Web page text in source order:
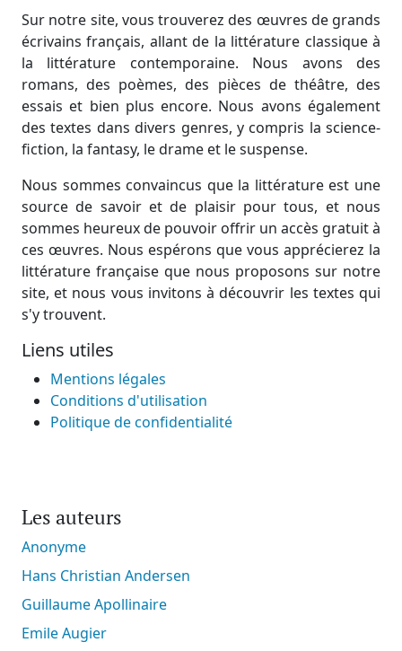
Sur notre site, vous trouverez des œuvres de grands
écrivains français, allant de la littérature classique à
la littérature contemporaine. Nous avons des
romans, des poèmes, des pièces de théâtre, des
essais et bien plus encore. Nous avons également
des textes dans divers genres, y compris la science-
fiction, la fantasy, le drame et le suspense.
Nous sommes convaincus que la littérature est une
source de savoir et de plaisir pour tous, et nous
sommes heureux de pouvoir offrir un accès gratuit à
ces œuvres. Nous espérons que vous apprécierez la
littérature française que nous proposons sur notre
site, et nous vous invitons à découvrir les textes qui
s'y trouvent.
Liens utiles
Mentions légales
Conditions d'utilisation
Politique de confidentialité
Les auteurs
Anonyme
Hans Christian Andersen
Guillaume Apollinaire
Emile Augier